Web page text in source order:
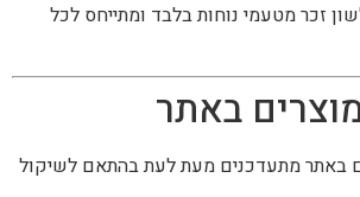
זכר מטעמי נוחות בלבד ומתייחס לכל
באתר מתעדכנים מעת לעת בהתאם לשיקול